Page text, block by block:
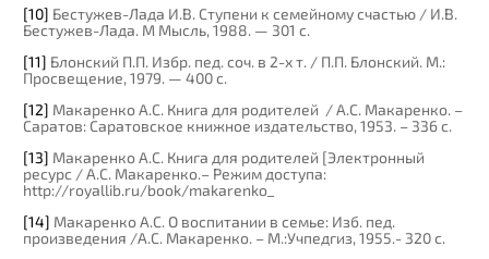
[10] Бестужев-Лада И.В. Ступени к семейному счастью / И.В.
Бестужев-Лада. М Мысль, 1988. — 301 с.
[11] Блонский П.П. Избр. пед. соч. в 2-х т. / П.П. Блонский. М.:
Просвещение, 1979. — 400 с.
[12] Макаренко А.С. Книга для родителей / А.С. Макаренко. –
Саратов: Саратовское книжное издательство, 1953. – 336 с.
[13] Макаренко А.С. Книга для родителей [Электронный
ресурс / А.С. Макаренко.– Режим доступа:
http://royallib.ru/book/makarenko_
[14] Макаренко А.С. О воспитании в семье: Изб. пед.
произведения /А.С. Макаренко. – М.:Учпедгиз, 1955.- 320 с.